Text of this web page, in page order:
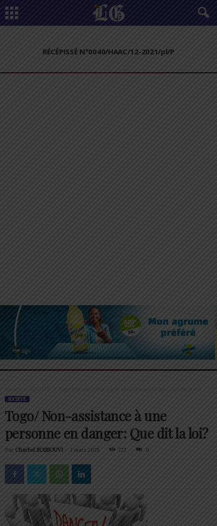
RÉCÉPISSÉ N°0040/HAAC/12-2021/pl/P
Accueil Togo/ Non-assistance à une personne en danger: Que dit la loi?
SOCIÉTÉ
Togo/ Non-assistance à une
personne en danger: Que dit la loi?
Par Charbel SOSSOUVI - 3 mars 2025 722 0